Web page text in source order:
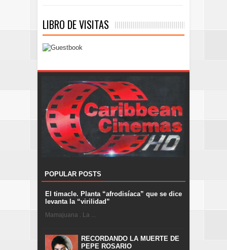
LIBRO DE VISITAS
POPULAR POSTS
El timacle. Planta “afrodisíaca” que se dice
levanta la “virilidad”
Mamajuana . La ...
RECORDANDO LA MUERTE DE
PEPE ROSARIO